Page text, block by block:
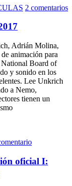
2 comentarios
Adrián Molina,
animación para
Board of
y sonido en los
Lee Unkrich
a Nemo,
tienen un
oficial I: